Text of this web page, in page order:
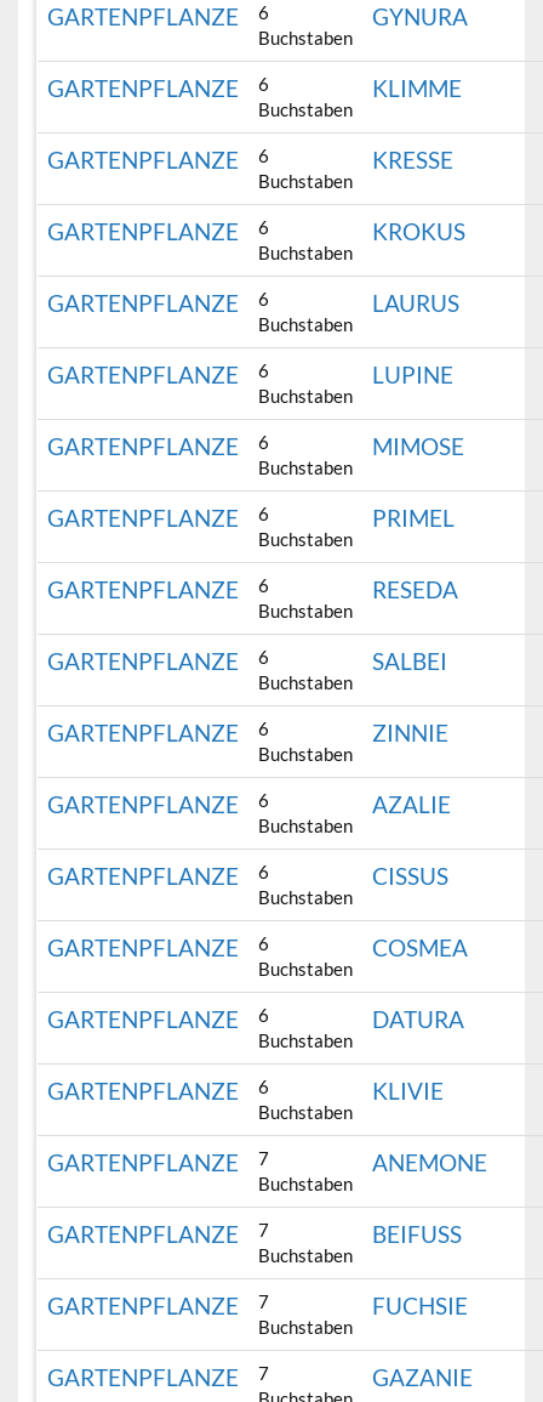
GARTENPFLANZE
6
Buchstaben
GYNURA
GARTENPFLANZE
6
Buchstaben
KLIMME
GARTENPFLANZE
6
Buchstaben
KRESSE
GARTENPFLANZE
6
Buchstaben
KROKUS
GARTENPFLANZE
6
Buchstaben
LAURUS
GARTENPFLANZE
6
Buchstaben
LUPINE
GARTENPFLANZE
6
Buchstaben
MIMOSE
GARTENPFLANZE
6
Buchstaben
PRIMEL
GARTENPFLANZE
6
Buchstaben
RESEDA
GARTENPFLANZE
6
Buchstaben
SALBEI
GARTENPFLANZE
6
Buchstaben
ZINNIE
GARTENPFLANZE
6
Buchstaben
AZALIE
GARTENPFLANZE
6
Buchstaben
CISSUS
GARTENPFLANZE
6
Buchstaben
COSMEA
GARTENPFLANZE
6
Buchstaben
DATURA
GARTENPFLANZE
6
Buchstaben
KLIVIE
GARTENPFLANZE
7
Buchstaben
ANEMONE
GARTENPFLANZE
7
Buchstaben
BEIFUSS
GARTENPFLANZE
7
Buchstaben
FUCHSIE
GARTENPFLANZE
7
GAZANIE